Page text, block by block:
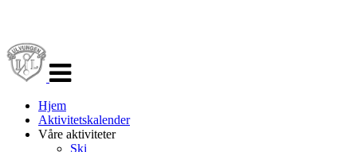
navigasjon
Hjem
Aktivitetskalender
Våre aktiviteter
Ski